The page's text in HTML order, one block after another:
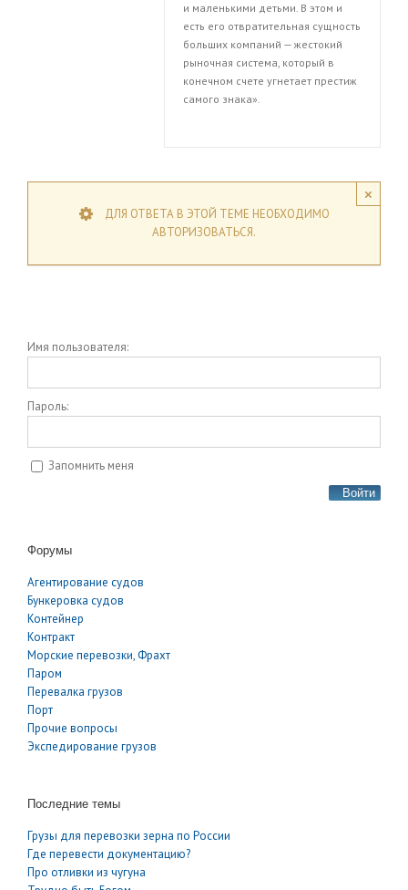
и маленькими детьми. В этом и
есть его отвратительная сущность
больших компаний — жестокий
рыночная система, который в
конечном счете угнетает престиж
самого знака».
×
ДЛЯ ОТВЕТА В ЭТОЙ ТЕМЕ НЕОБХОДИМО
АВТОРИЗОВАТЬСЯ.
Имя пользователя:
Пароль:
Запомнить меня
Войти
Форумы
Агентирование судов
Бункеровка судов
Контейнер
Контракт
Морские перевозки, Фрахт
Паром
Перевалка грузов
Порт
Прочие вопросы
Экспедирование грузов
Последние темы
Грузы для перевозки зерна по России
Где перевести документацию?
Про отливки из чугуна